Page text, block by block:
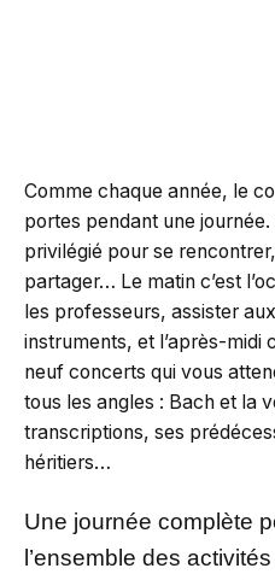
Comme chaque année, le
portes pendant une journée.
privilégié pour se
partager… Le matin c’est
les professeurs, assister
instruments, et l’après-midi
neuf concerts qui vous
tous les angles : Bach et la
transcriptions, ses
héritiers…
Une journée complète
l’ensemble des